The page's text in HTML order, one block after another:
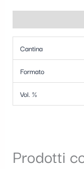
Cantina
Formato
Vol. %
Prodotti